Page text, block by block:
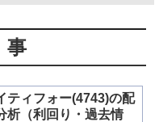
ティフォー(4743)の配
析（利回り・過去情